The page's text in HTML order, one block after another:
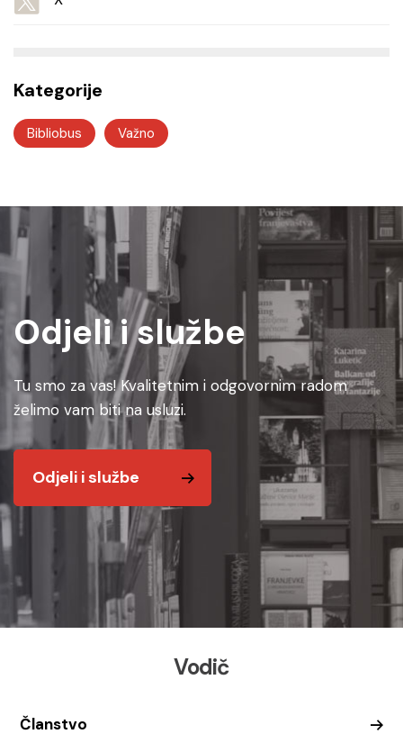
Kategorije
Bibliobus Važno
Odjeli i službe
Tu smo za vas! Kvalitetnim i odgovornim radom
želimo vam biti na usluzi.
Odjeli i službe
Vodič
Članstvo